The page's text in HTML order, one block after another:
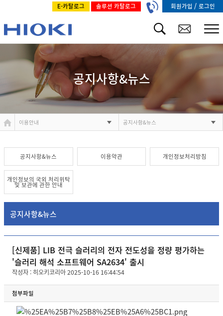
E-카탈로그 솔루션 카탈로그 회원가입 / 로그인
공지사항&뉴스
이용안내 공지사항&뉴스
공지사항&뉴스 이용약관 개인정보처리방침
개인정보의 국외 처리위탁
및 보관에 관한 안내
공지사항&뉴스
[신제품] LIB 전극 슬러리의 전자 전도성을 정량 평가하는
'슬러리 해석 소프트웨어 SA2634' 출시
작성자 : 히오키코리아 2025-10-16 16:44:54
첨부파일